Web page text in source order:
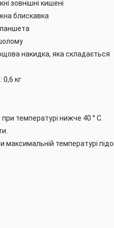
зовнішні кишені
блискавка
накидка, яка складається
0,6 кг
температурі нижче 40 ° C.
максимальній температурі